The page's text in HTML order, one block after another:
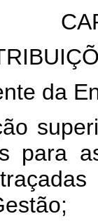
da
para